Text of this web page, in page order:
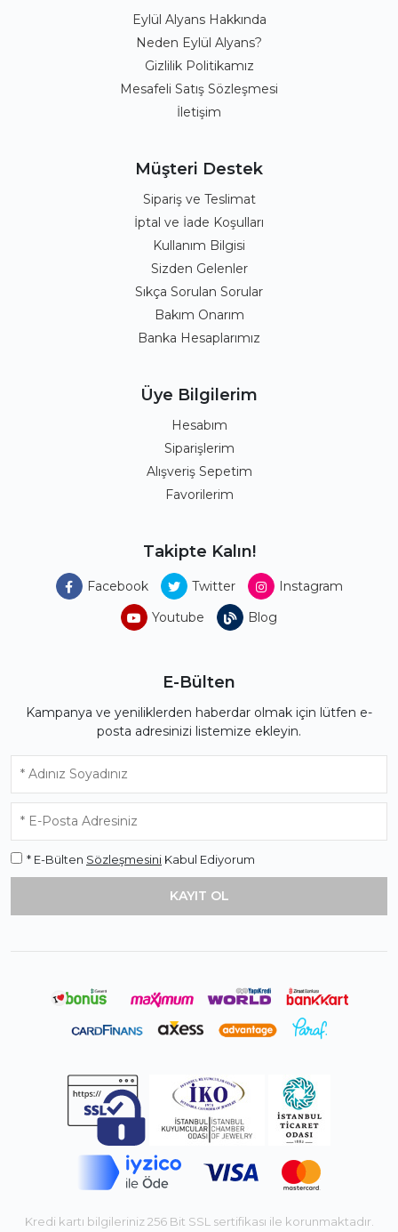
Eylül Alyans Hakkında
Neden Eylül Alyans?
Gizlilik Politikamız
Mesafeli Satış Sözleşmesi
İletişim
Müşteri Destek
Sipariş ve Teslimat
İptal ve İade Koşulları
Kullanım Bilgisi
Sizden Gelenler
Sıkça Sorulan Sorular
Bakım Onarım
Banka Hesaplarımız
Üye Bilgilerim
Hesabım
Siparişlerim
Alışveriş Sepetim
Favorilerim
Takipte Kalın!
Facebook Twitter
Instagram
Youtube
Blog
E-Bülten
Kampanya ve yeniliklerden haberdar olmak için lütfen e-
posta adresinizi listemize ekleyin.
* E-Bülten Sözleşmesini Kabul Ediyorum
Kredi kartı bilgileriniz 256 Bit SSL sertifikası ile korunmaktadır.